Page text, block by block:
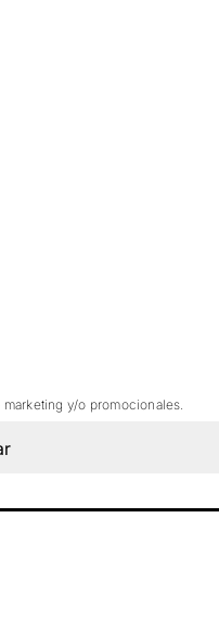
y/o promocionales.